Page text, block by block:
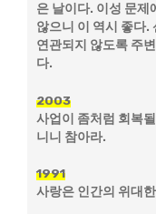
은 날이다. 이성 문제
않으니 이 역시 좋다.
연관되지 않도록 주
다.
2003
사업이 좀처럼 회복
니니 참아라.
1991
사랑은 인간의 위대